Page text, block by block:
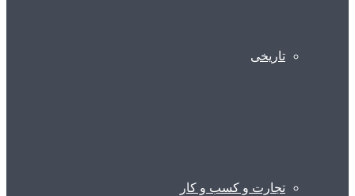
تاریخی
تجارت و کسب و کار